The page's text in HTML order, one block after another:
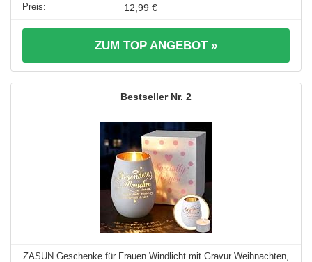
12,99 €
ZUM TOP ANGEBOT »
2
ZASUN Geschenke für Frauen Windlicht mit Gravur Weihnachten,